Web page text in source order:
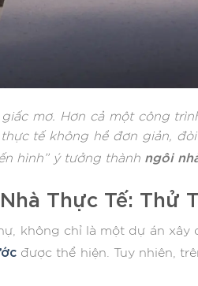
mơ. Hơn cả một công
tế không hề đơn giản,
hình” ý tưởng thành ngôi
Thực Tế: Thử
không chỉ là một dự án
được thể hiện. Tuy nhiên,